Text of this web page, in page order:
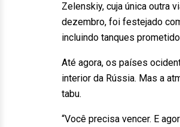
Zelenskiy, cuja única outra
dezembro, foi festejado
incluindo tanques
Até agora, os países
interior da Rússia. Mas a
tabu.
“Você precisa vencer. E